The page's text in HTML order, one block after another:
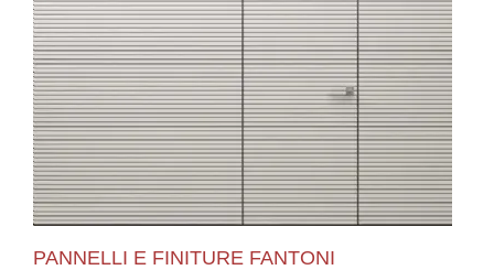
PANNELLI E FINITURE FANTONI